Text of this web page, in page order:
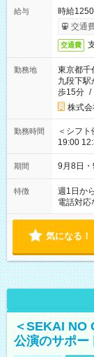
給与
時給
交通
交通費
勤務地
東京都千
九段下駅
歩15分 /
株式
勤務時間
＜シフ
19:00 12:30～22:00 上記の
時間は変
期間 9月8日・
特徴 週1日か
電話対応
気になる！
＜SEKAI NO
公演のサポー